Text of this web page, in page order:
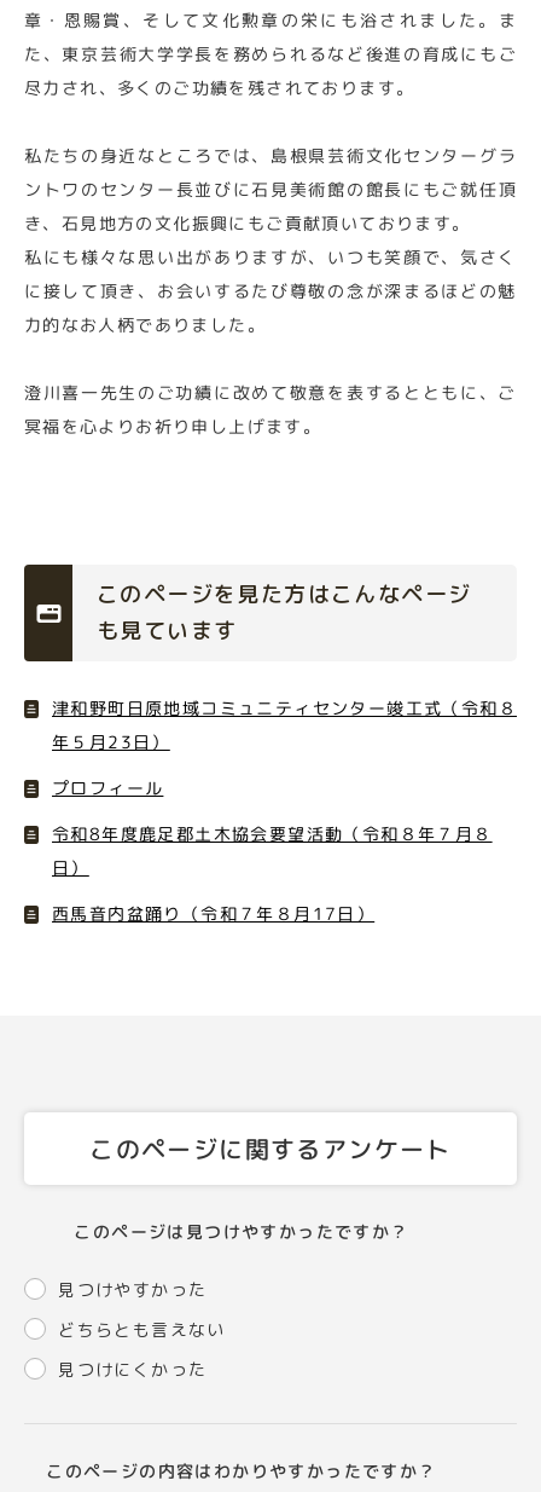
章・恩賜賞、そして文化勲章の栄にも浴されました。ま
た、東京芸術大学学長を務められるなど後進の育成にもご
尽力され、多くのご功績を残されております。
私たちの身近なところでは、島根県芸術文化センターグラ
ントワのセンター長並びに石見美術館の館長にもご就任頂
き、石見地方の文化振興にもご貢献頂いております。
私にも様々な思い出がありますが、いつも笑顔で、気さく
に接して頂き、お会いするたび尊敬の念が深まるほどの魅
力的なお人柄でありました。
澄川喜一先生のご功績に改めて敬意を表するとともに、ご
冥福を心よりお祈り申し上げます。
このページを見た方はこんなページ
も見ています
津和野町日原地域コミュニティセンター竣工式（令和８
年５月23日）
プロフィール
令和8年度鹿足郡土木協会要望活動（令和８年７月８
日）
西馬音内盆踊り（令和７年８月17日）
このページに関するアンケート
このページは見つけやすかったですか？
見つけやすかった
どちらとも言えない
見つけにくかった
このページの内容はわかりやすかったですか？